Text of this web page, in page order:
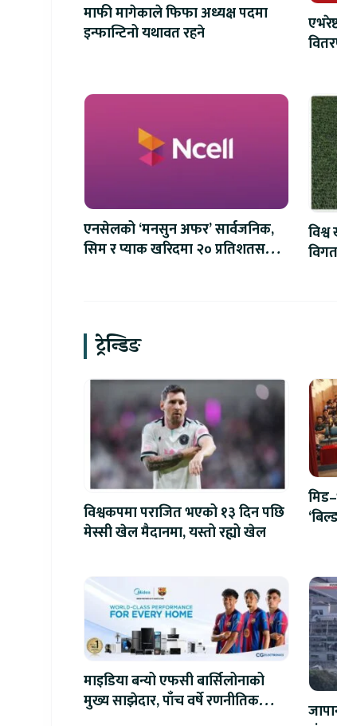
माफी मागेकाले फिफा अध्यक्ष पदमा
इन्फान्टिनो यथावत रहने
एनसेलको ‘मनसुन अफर’ सार्वजनिक,
सिम र प्याक खरिदमा २० प्रतिशतसम्म
ट्रेन्डिङ
विश्वकपमा पराजित भएको १३ दिन पछि
मेस्सी खेल मैदानमा, यस्तो रह्यो खेल
माइडिया बन्यो एफसी बार्सिलोनाको
मुख्य साझेदार, पाँच वर्षे रणनीतिक